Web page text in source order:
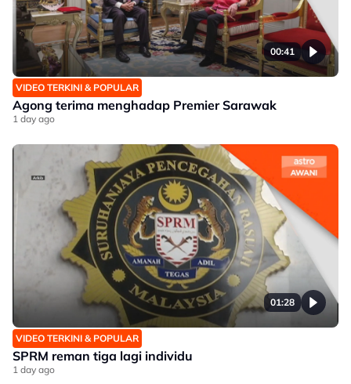
00:41
VIDEO TERKINI & POPULAR
Agong terima menghadap Premier Sarawak
1 day ago
01:28
VIDEO TERKINI & POPULAR
SPRM reman tiga lagi individu
1 day ago